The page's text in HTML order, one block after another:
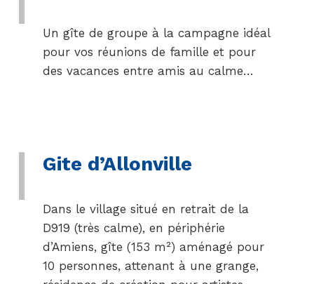
Un gîte de groupe à la campagne idéal
pour vos réunions de famille et pour
des vacances entre amis au calme…
Gite d’Allonville
Dans le village situé en retrait de la
D919 (très calme), en périphérie
d’Amiens, gîte (153 m²) aménagé pour
10 personnes, attenant à une grange,